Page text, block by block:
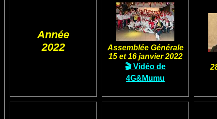
Année
2022
Assemblée Générale
15 et 16 janvier 2022
🎬 Vidéo de
4G&Mumu